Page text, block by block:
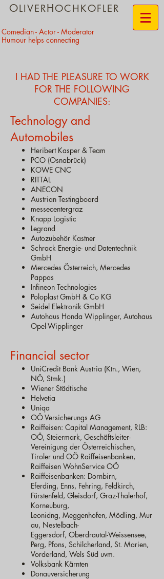
​Comedian - Actor - Moderator
Humour helps connecting
OLIVERHOCHKOFLER
I HAD THE PLEASURE TO WORK
FOR THE FOLLOWING
COMPANIES:
Technology and
Automobiles
Heribert Kasper & Team
PCO (Osnabrück)
KOWE CNC
RITTAL
ANECON
Austrian Testingboard
messecentergraz
Knapp Logistic
Legrand
Autozubehör Kastner
Schrack Energie- und Datentechnik
GmbH
Mercedes Österreich, Mercedes
Pappas
Infineon Technologies
Poloplast GmbH & Co KG
Seidel Elektronik GmbH
Autohaus Honda Wipplinger, Autohaus
Opel-Wipplinger
Financial sector
UniCredit Bank Austria (Ktn., Wien,
NÖ, Stmk.)
Wiener Städtische
Helvetia
Uniqa
OÖ Versicherungs AG
Raiffeisen: Capital Management, RLB:
OÖ, Steiermark, Geschäftsleiter-
Vereinigung der Österreichischen,
Tiroler und OÖ Raiffeisenbanken,
Raiffeisen WohnService OÖ
Raiffeisenbanken: Dornbirn,
Eferding, Enns, Fehring, Feldkirch,
Fürstenfeld, Gleisdorf, Graz-Thalerhof,
Korneuburg,
Leonidng, Meggenhofen, Mödling, Mur
au, Nestelbach-
Eggersdorf, Oberdrautal-Weissensee,
Perg, Pfons, Schilcherland, St. Marien,
Vorderland, Wels Süd uvm.
Volksbank Kärnten
Donauversicherung